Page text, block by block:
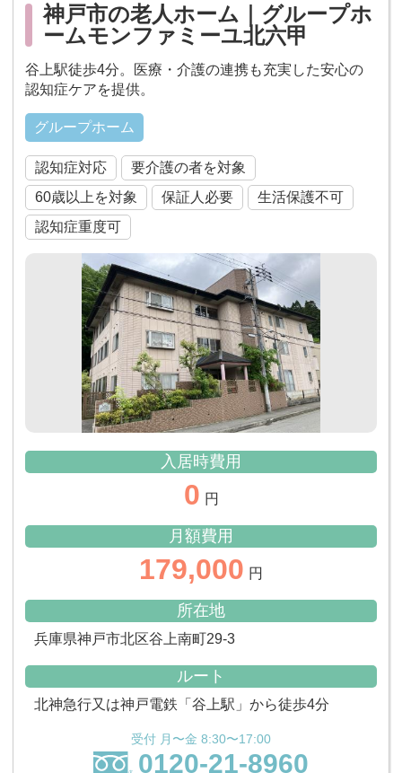
神戸市の老人ホーム｜グループホ
ームモンファミーユ北六甲
谷上駅徒歩4分。医療・介護の連携も充実した安心の
認知症ケアを提供。
グループホーム
認知症対応
要介護の者を対象
60歳以上を対象
保証人必要
生活保護不可
認知症重度可
入居時費用
0 円
月額費用
179,000 円
所在地
兵庫県神戸市北区谷上南町29-3
ルート
北神急行又は神戸電鉄「谷上駅」から徒歩4分
受付 月〜金 8:30〜17:00
0120-21-8960